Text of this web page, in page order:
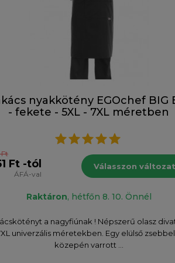
nyakkötény EGOchef BIG
- fekete - 5XL - 7XL méretben
Ft -tól
ÁFÁ-val
Válasszon
Raktáron, hétfőn 8. 10. Önnél
a nagyfiúnak ! Népszerű olasz
univerzális méretekben. Egy elülső
közepén varrott ...